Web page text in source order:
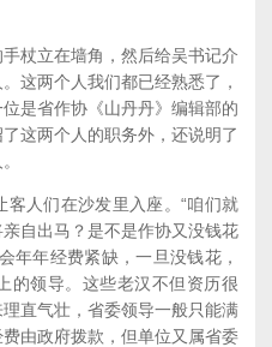
杖立在墙角，然后给吴书记介
这两个人我们都已经熟悉了，
是省作协《山丹丹》编辑部的
这两个人的职务外，还说明了
人们在沙发里入座。“咱们就
自出马？是不是作协又没钱花
年年经费紧缺，一旦没钱花，
的领导。这些老汉不但资历很
直气壮，省委领导一般只能满
由政府拨款，但单位又属省委